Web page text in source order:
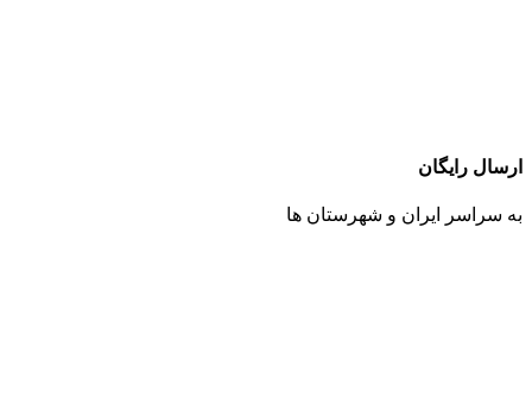
ارسال رایگان
به سراسر ایران و شهرستان ها